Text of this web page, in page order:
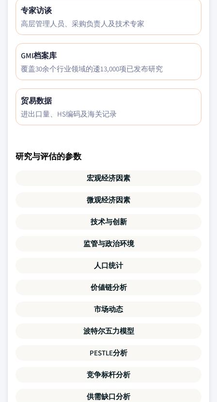
专家访谈
高层管理人员、采购负责人及技术专家
GMI档案库
覆盖30余个行业领域的逶13,000项已发布研究
贸易数据
进出口量、HS编码及海关记录
研究与评估的参数
宏观经济因素
微观经济因素
技术与创新
监管与政治环境
人口统计
价値链分析
市场动态
波特尔五力模型
PESTLE分析
竞争标杆分析
供需缺口分析